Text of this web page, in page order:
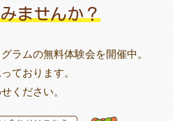
ませんか？
ラムの無料体験会を開催中。
ております。
ください。